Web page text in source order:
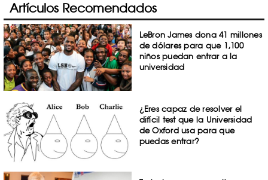
Artículos Recomendados
LeBron James dona 41 millones
de dólares para que 1,100
niños puedan entrar a la
universidad
¿Eres capaz de resolver el
difícil test que la Universidad
de Oxford usa para que
puedas entrar?